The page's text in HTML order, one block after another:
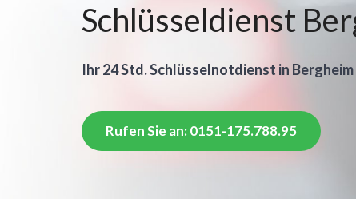
Schlüsseldienst
Ihr 24 Std. Schlüsselnotdienst in
Rufen Sie an: 0151-175.788.95